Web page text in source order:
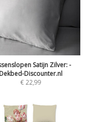
Satijn Zilver: -
Dekbed-Discounter.nl
€22,99